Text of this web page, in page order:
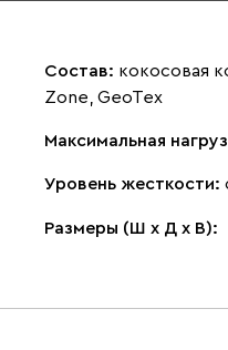
Состав: кокосовая
Zone, GeoTex
Максимальная
Уровень жесткости:
Размеры (Ш х Д х В):